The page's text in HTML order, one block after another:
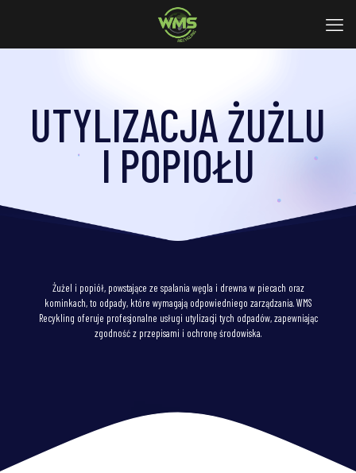
UTYLIZACJA ŻUŻLU
I POPIOŁU
Żużel i popiół, powstające ze spalania węgla i drewna w piecach oraz
kominkach, to odpady, które wymagają odpowiedniego zarządzania. WMS
Recykling oferuje profesjonalne usługi utylizacji tych odpadów, zapewniając
zgodność z przepisami i ochronę środowiska.